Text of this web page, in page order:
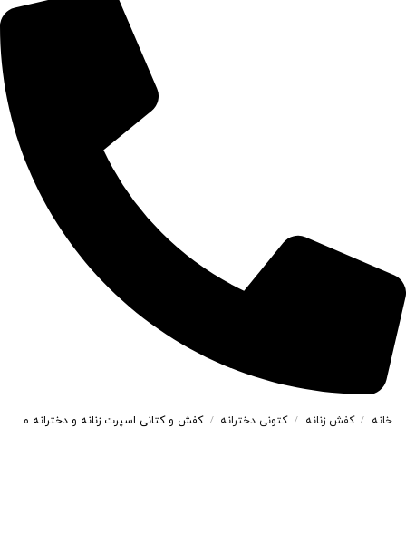
خانه / کفش زنانه / کتونی دخترانه / کفش و کتانی اسپرت زنانه و دخترانه مدل نیوبالانس NEW BALANCE رنگ سفید کد M200